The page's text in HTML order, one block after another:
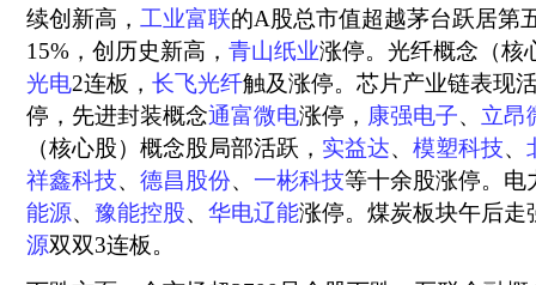
续创新高， 工业富联的A股总市值超越茅台跃居第
15%，创历史新高， 青山纸业涨停。光纤概念（核
光电2连板， 长飞光纤触及涨停。芯片产业链表现
停，先进封装概念通富微电涨停， 康强电子、 立昂
（核心股）概念股局部活跃， 实益达、 模塑科技、
祥鑫科技、 德昌股份、 一彬科技等十余股涨停。电
能源、 豫能控股、 华电辽能涨停。煤炭板块午后走
源双双3连板。